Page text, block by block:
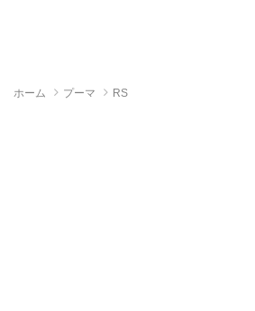
ホーム プーマ RS